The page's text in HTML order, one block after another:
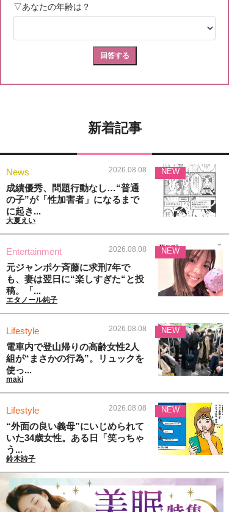
新着記事
News 2026.08.08
成績優秀、問題行動なし…“普通
の子”が「性加害者」になるまで
に起き...
大夏えい
NEW
Entertainment 2026.08.08
元ジャンポケ斉藤に求刑7年で
も、妻は翌日に“楽しすぎた“と投
稿。「...
エタノール純子
NEW
Lifestyle 2026.08.08
電車内で登山帰りの高齢女性2人
組が“まさかの行為”。リュックを
使っ...
maki
NEW
Lifestyle 2026.08.08
“外面の良い義母”にいじめられて
いた34歳女性。ある日「笑っちゃ
う...
鈴木詩子
NEW